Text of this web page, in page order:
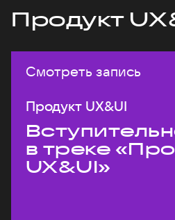
Продукт
Смотреть запись
Продукт UX&UI
в треке
UX&UI»